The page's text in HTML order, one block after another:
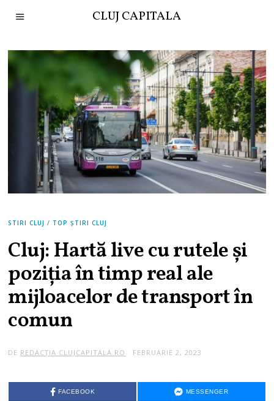
CLUJ CAPITALA
STIRI CLUJ / TOP ȘTIRI CLUJ
Cluj: Hartă live cu rutele și
poziția în timp real ale
mijloacelor de transport în
comun
DE REDACȚIA CLUJCAPITALA.RO FEBRUARIE 2, 2023
FACEBOOK MESSENGER